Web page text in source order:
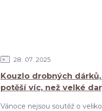
28 07 2025
Kouzlo drobných
potěší víc, než velké
Vánoce nejsou soutěž o